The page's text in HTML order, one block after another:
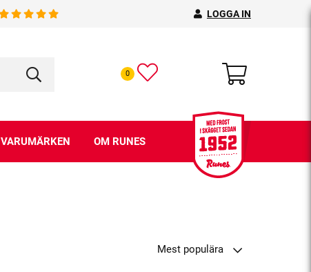
LOGGA IN
0
VARUMÄRKEN OM RUNES
Mest populära